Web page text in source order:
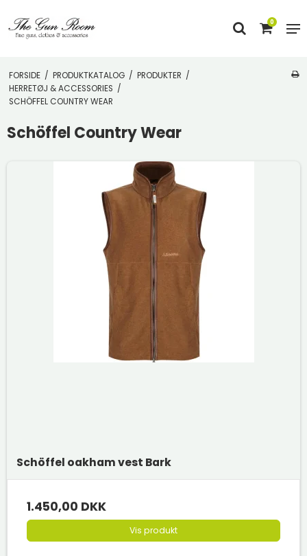
0
FORSIDE / PRODUKTKATALOG / PRODUKTER /
HERRETØJ & ACCESSORIES /
SCHÖFFEL COUNTRY WEAR
Schöffel Country Wear
Schöffel oakham vest Bark
1.450,00 DKK
Vis produkt